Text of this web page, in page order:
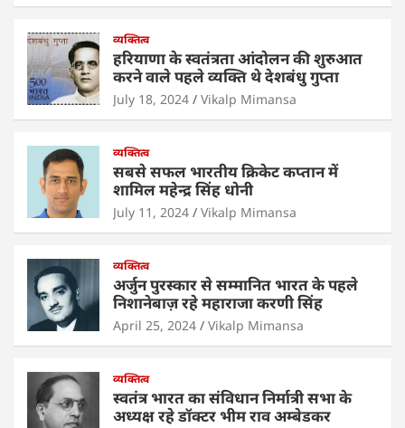
at
s
A
p
p
c
e
b
o
o
er e
dI
n
l e
व्यक्तित्व
हरियाणा के स्वतंत्रता आंदोलन की शुरुआत
करने वाले पहले व्यक्ति थे देशबंधु गुप्ता
July 18, 2024 Vikalp Mimansa
व्यक्तित्व
सबसे सफल भारतीय क्रिकेट कप्तान में
शामिल महेन्द्र सिंह धोनी
July 11, 2024 Vikalp Mimansa
व्यक्तित्व
अर्जुन पुरस्कार से सम्मानित भारत के पहले
निशानेबाज़ रहे महाराजा करणी सिंह
April 25, 2024 Vikalp Mimansa
व्यक्तित्व
स्वतंत्र भारत का संविधान निर्मात्री सभा के
अध्यक्ष रहे डॉक्टर भीम राव अम्बेडकर